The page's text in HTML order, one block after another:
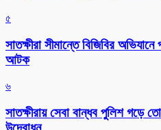
৫
সাতক্ষীরা সীমান্তে বিজিবির
আটক
৬
সাতক্ষীরায় সেবা বান্ধব পুলিশ গড়ে